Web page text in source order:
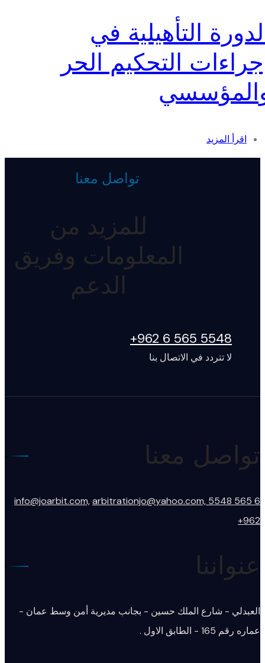
التأهيلية في
التحكيم الحر
اقرأ المزيد
تواصل معنا
للمزيد من
المعلومات وفريق
الدعم
5548 565 6 962+
لا تتردد في الاتصال بنا
تواصل معنا
info@joarbit.com, arbitrationjo@yahoo.com, 5548 565 6
962+
عنواننا
العبدلي - شارع الملك حسين - بجانب مديرية أمن وسط عمان -
عماره رقم 165 - الطابق الاول .